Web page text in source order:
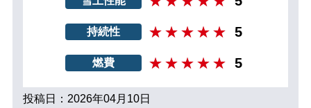
持続性 5
燃費 5
投稿日：2026年04月10日